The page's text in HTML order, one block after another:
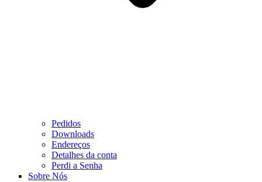
Pedidos
Downloads
Endereços
Detalhes da conta
Perdi a Senha
Sobre Nós